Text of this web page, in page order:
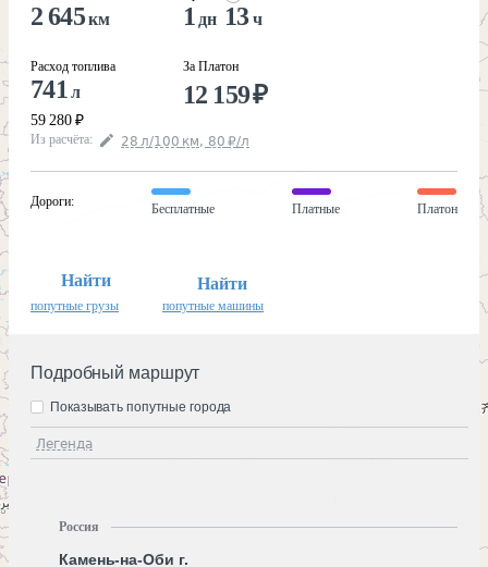
2 645км
Расход топлива
741 л
59 280 ₽
1 дн 13ч
За Платон
12 159₽
Из расчёта: 28 л/100 км, 80 ₽/л
Дороги:
Бесплатные Платные Платон
Найти
попутные грузы
Найти
попутные машины
Подробный маршрут
Легенда
Показывать попутные города
Россия
Камень-на-Оби г.